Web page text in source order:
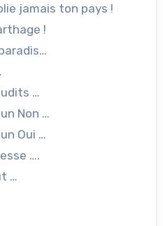
jamais ton pays !
!
…
Non …
Oui …
….
…